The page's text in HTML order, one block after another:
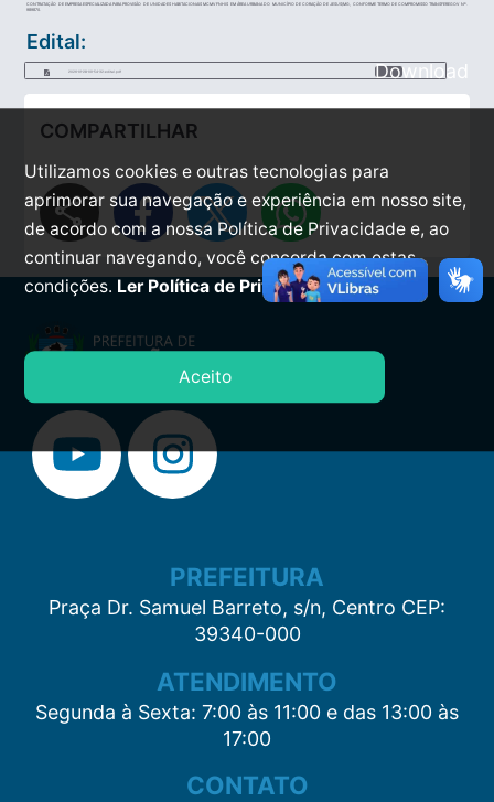
CONTRATAÇÃO DE EMPRESA ESPECIALIZADA PARA PROVISÃO DE UNIDADES HABITACIONAIS MCMV FNHIS EM ÁREA URBANA DO MUNICÍPIO DE CORAÇÃO DE JESUS/MG, CONFORME TERMO DE COMPROMISSO TRANSFEREGOV Nº.
989870.
Edital:
2026-01-28-09-54-32-edital.pdf Download
COMPARTILHAR
share
PREFEITURA
Praça Dr. Samuel Barreto, s/n, Centro CEP:
39340-000
ATENDIMENTO
Segunda à Sexta: 7:00 às 11:00 e das 13:00 às
17:00
CONTATO
Utilizamos cookies e outras tecnologias para
aprimorar sua navegação e experiência em nosso site,
de acordo com a nossa Política de Privacidade e, ao
continuar navegando, você concorda com estas
condições. Ler Política de Privacidade.
Aceito